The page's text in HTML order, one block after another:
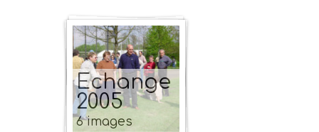
Echange
2005
6 images